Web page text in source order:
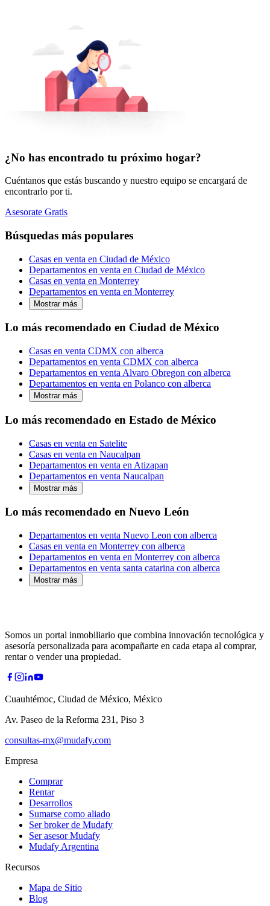
¿No has encontrado tu próximo hogar?
Cuéntanos que estás buscando y nuestro equipo se encargará de
encontrarlo por ti.
Asesorate Gratis
Búsquedas más populares
Casas en venta en Ciudad de México
Departamentos en venta en Ciudad de México
Casas en venta en Monterrey
Departamentos en venta en Monterrey
Mostrar más
Lo más recomendado en Ciudad de México
Casas en venta CDMX con alberca
Departamentos en venta CDMX con alberca
Departamentos en venta Alvaro Obregon con alberca
Departamentos en venta en Polanco con alberca
Mostrar más
Lo más recomendado en Estado de México
Casas en venta en Satelite
Casas en venta en Naucalpan
Departamentos en venta en Atizapan
Departamentos en venta Naucalpan
Mostrar más
Lo más recomendado en Nuevo León
Departamentos en venta Nuevo Leon con alberca
Casas en venta en Monterrey con alberca
Departamentos en venta en Monterrey con alberca
Departamentos en venta santa catarina con alberca
Mostrar más
Somos un portal inmobiliario que combina innovación tecnológica y
asesoría personalizada para acompañarte en cada etapa al comprar,
rentar o vender una propiedad.
Cuauhtémoc, Ciudad de México, México
Av. Paseo de la Reforma 231, Piso 3
consultas-mx@mudafy.com
Empresa
Comprar
Rentar
Desarrollos
Sumarse como aliado
Ser broker de Mudafy
Ser asesor Mudafy
Mudafy Argentina
Recursos
Mapa de Sitio
Blog